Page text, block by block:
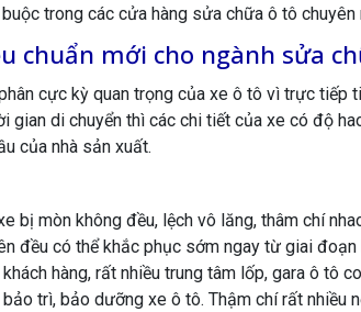
trong các cửa hàng sửa chữa ô tô chuyên
chuẩn mới cho ngành sửa
cực kỳ quan trọng của xe ô tô vì trực tiếp
gian di chuyển thì các chi tiết của xe có độ
của nhà sản xuất.
bị mòn không đều, lệch vô lăng, thâm chí
đều có thể khắc phục sớm ngay từ giai
hàng, rất nhiều trung tâm lốp, gara ô tô
trì, bảo dưỡng xe ô tô. Thậm chí rất nhiều